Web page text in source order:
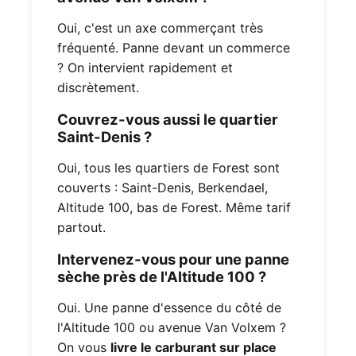
Oui, c'est un axe commerçant très
fréquenté. Panne devant un commerce
? On intervient rapidement et
discrètement.
Couvrez-vous aussi le quartier
Saint-Denis ?
Oui, tous les quartiers de Forest sont
couverts : Saint-Denis, Berkendael,
Altitude 100, bas de Forest. Même tarif
partout.
Intervenez-vous pour une panne
sèche près de l'Altitude 100 ?
Oui. Une panne d'essence du côté de
l'Altitude 100 ou avenue Van Volxem ?
On vous livre le carburant sur place